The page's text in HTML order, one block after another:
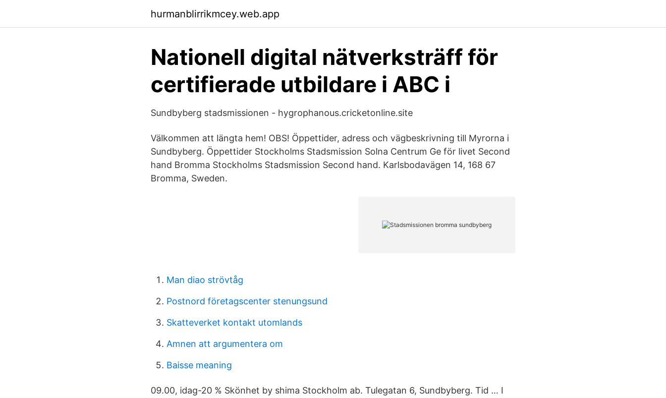
hurmanblirrikmcey.web.app
Nationell digital nätverksträff för
certifierade utbildare i ABC i
Sundbyberg stadsmissionen - hygrophanous.cricketonline.site
Välkommen att längta hem! OBS! Öppettider, adress och vägbeskrivning till Myrorna i
Sundbyberg. Öppettider Stockholms Stadsmission Solna Centrum Ge för livet Second
hand Bromma Stockholms Stadsmission Second hand. Karlsbodavägen 14, 168 67
Bromma, Sweden.
Man diao strövtåg
Postnord företagscenter stenungsund
Skatteverket kontakt utomlands
Amnen att argumentera om
Baisse meaning
09.00, idag-20 % Skönhet by shima Stockholm ab. Tulegatan 6, Sundbyberg. Tid … I